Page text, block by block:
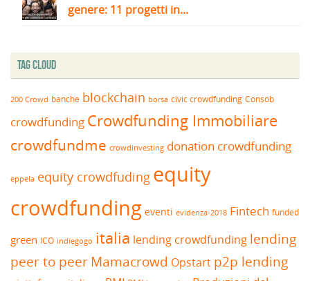
genere: 11 progetti in...
Tag Cloud
200 Crowd banche blockchain borsa civic crowdfunding Consob
crowdfunding Crowdfunding Immobiliare
crowdfundme crowdinvesting donation crowdfunding
eppela equity crowdfuding equity
crowdfunding eventi evidenza-2018 Fintech funded
green ICO indiegogo italia lending crowdfunding lending
peer to peerMamacrowd Opstart p2p lending